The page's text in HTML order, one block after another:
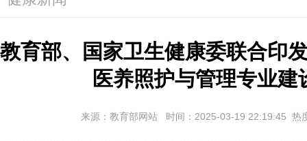
教育部、国家卫生健康委联合印
医养照护与管理专业建
来源：教育部网站 时间：2025-03-19 22:19:45 热